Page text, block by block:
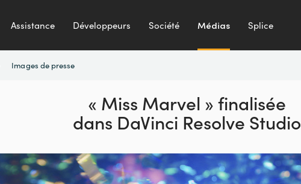
Assistance Développeurs Société Médias Splice
Images de presse
« Miss Marvel » finalisée
dans DaVinci Resolve Studio